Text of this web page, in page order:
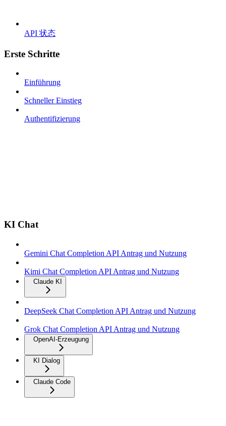
API 状态
Erste Schritte
Einführung
Schneller Einstieg
Authentifizierung
KI Chat
Gemini Chat Completion API Antrag und Nutzung
Kimi Chat Completion API Antrag und Nutzung
Claude KI
DeepSeek Chat Completion API Antrag und Nutzung
Grok Chat Completion API Antrag und Nutzung
OpenAI-Erzeugung
KI Dialog
Claude Code